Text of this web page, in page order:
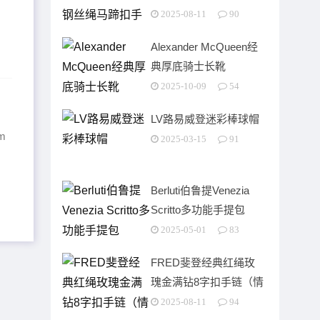
2025-08-11 90
Alexander McQueen经
典厚底骑士长靴
2025-10-09 54
LV路易威登迷彩棒球帽
2025-03-15 91
Berluti伯鲁提Venezia
Scritto多功能手提包
2025-05-01 83
FRED斐登经典红绳玫
瑰金满钻8字扣手链（情
侣款）
2025-08-11 94